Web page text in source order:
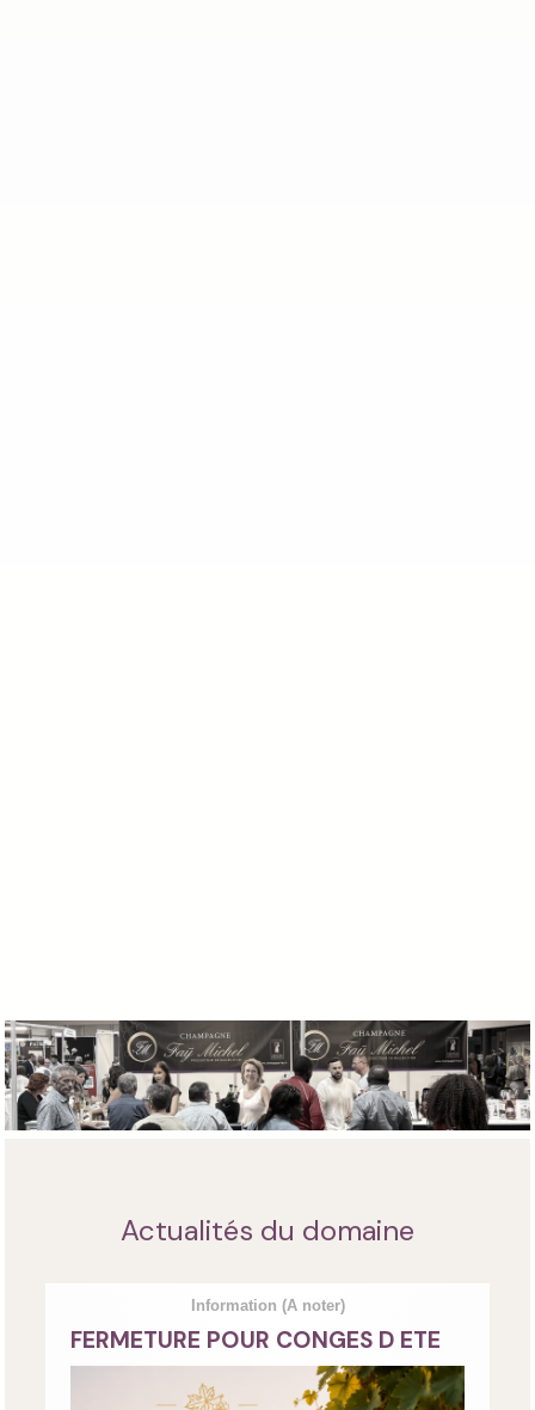
Actualités du domaine
Information (A noter)
FERMETURE POUR CONGES D ETE